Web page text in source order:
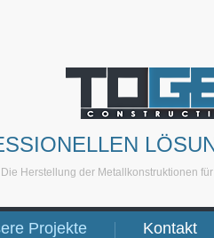
Die Herstellung der Metallkonstruktionen
Projekte Kontakt